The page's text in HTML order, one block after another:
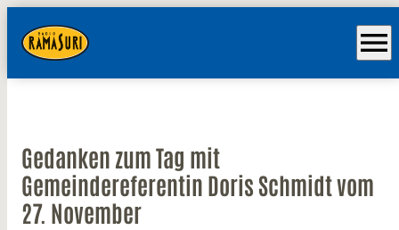
menu
Gedanken zum Tag mit
Gemeindereferentin Doris Schmidt vom
27. November